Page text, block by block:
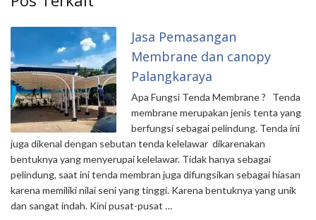
Jasa Pemasangan
Membrane dan canopy
Palangkaraya
Apa Fungsi Tenda Membrane ? Tenda
membrane merupakan jenis tenta yang
berfungsi sebagai pelindung. Tenda ini
juga dikenal dengan sebutan tenda kelelawar dikarenakan
bentuknya yang menyerupai kelelawar. Tidak hanya sebagai
pelindung, saat ini tenda membran juga difungsikan sebagai hiasan
karena memiliki nilai seni yang tinggi. Karena bentuknya yang unik
dan sangat indah. Kini pusat-pusat …